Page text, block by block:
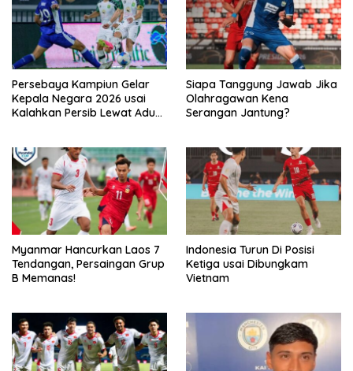
Persebaya Kampiun Gelar
Kepala Negara 2026 usai
Kalahkan Persib Lewat Adu
Siapa Tanggung Jawab Jika
Olahragawan Kena
Serangan Jantung?
Myanmar Hancurkan Laos 7
Tendangan, Persaingan Grup
B Memanas!
Indonesia Turun Di Posisi
Ketiga usai Dibungkam
Vietnam